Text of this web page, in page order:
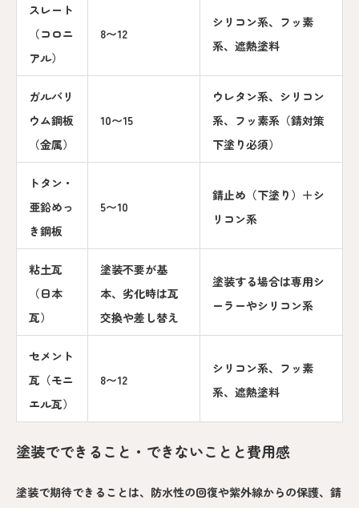
スレート
（コロニ
アル）
8〜12
シリコン系、フッ素
系、遮熱塗料
ガルバリ
ウム鋼板
（金属）
10〜15
ウレタン系、シリコン
系、フッ素系（錆対策
下塗り必須）
トタン・
亜鉛めっ
き鋼板
5〜10
錆止め（下塗り）＋シ
リコン系
粘土瓦
（日本
瓦）
塗装不要が基
本、劣化時は瓦
交換や差し替え
塗装する場合は専用シ
ーラーやシリコン系
セメント
瓦（モニ
エル瓦）
8〜12
シリコン系、フッ素
系、遮熱塗料
塗装でできること・できないことと費用感
塗装で期待できることは、防水性の回復や紫外線からの保護、錆